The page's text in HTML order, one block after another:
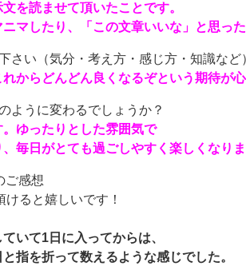
を読ませて頂いたことです。
マしたり、「この文章いいな」と思った
さい（気分・考え方・感じ方・知識など
からどんどん良くなるぞという期待が
ように変わるでしょうか？
ゆったりとした雰囲気で
毎日がとても過ごしやすく楽しくなりま
ご感想
ると嬉しいです！
いて1日に入ってからは、
指を折って数えるような感じでした。